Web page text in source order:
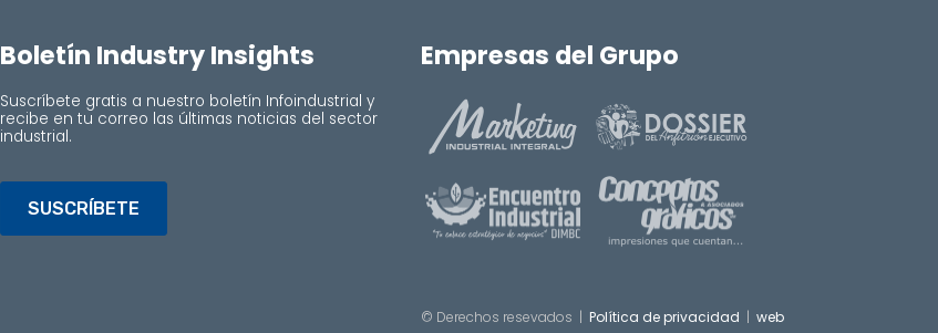
Boletín Industry Insights
Suscríbete gratis a nuestro boletín Infoindustrial y
recibe en tu correo las últimas noticias del sector
industrial.
SUSCRÍBETE
Empresas del Grupo
© Derechos resevados | Política de privacidad | web